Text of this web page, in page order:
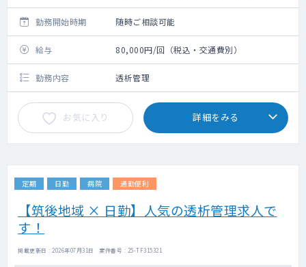
8:30～17:30 ※時間相談可能
勤務開始時期
随時ご相談可能
給与 80,000円/回（税込・交通費別）
勤務内容 透析管理
お気に入り 詳細をみる
定期 日勤 病院 通勤便利
【筑後地域 × 日勤】人気の透析管理求人で
す！
掲載更新日 : 2026年07月31日 案件番号 : 25-TF315321